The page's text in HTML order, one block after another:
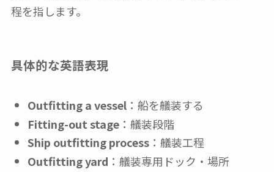
程を指します。
具体的な英語表現
Outfitting a vessel：船を艤装する
Fitting-out stage：艤装段階
Ship outfitting process：艤装工程
Outfitting yard ：艤装専用ドック・場所